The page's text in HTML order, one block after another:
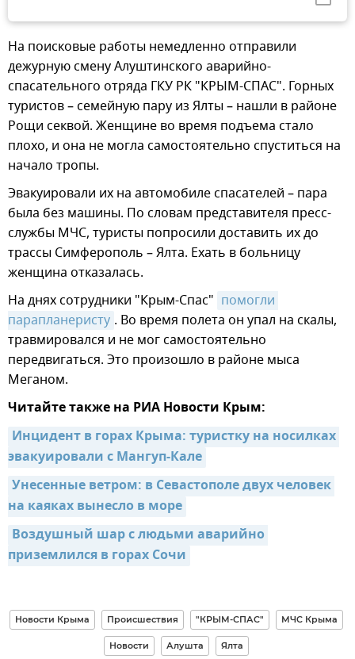
На поисковые работы немедленно отправили
дежурную смену Алуштинского аварийно-
спасательного отряда ГКУ РК "КРЫМ-СПАС". Горных
туристов – семейную пару из Ялты – нашли в районе
Рощи секвой. Женщине во время подъема стало
плохо, и она не могла самостоятельно спуститься на
начало тропы.
Эвакуировали их на автомобиле спасателей – пара
была без машины. По словам представителя пресс-
службы МЧС, туристы попросили доставить их до
трассы Симферополь – Ялта. Ехать в больницу
женщина отказалась.
На днях сотрудники "Крым-Спас" помогли
парапланеристу . Во время полета он упал на скалы,
травмировался и не мог самостоятельно
передвигаться. Это произошло в районе мыса
Меганом.
Читайте также на РИА Новости Крым:
Инцидент в горах Крыма: туристку на носилках
эвакуировали с Мангуп-Кале
Унесенные ветром: в Севастополе двух человек
на каяках вынесло в море
Воздушный шар с людьми аварийно
приземлился в горах Сочи
Новости Крыма Происшествия "КРЫМ-СПАС" МЧС Крыма
Новости Алушта Ялта